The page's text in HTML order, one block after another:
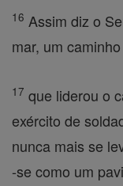
16 Assim diz o
mar, um
17 que liderou o
exército de
nunca mais se
-se como um